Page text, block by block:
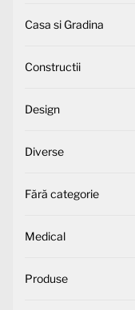
Casa si Gradina
Constructii
Design
Diverse
Fără categorie
Medical
Produse